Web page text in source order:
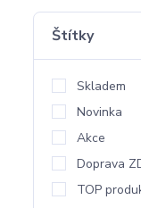
Štítky
Skladem
Novinka
Akce
Doprava
TOP